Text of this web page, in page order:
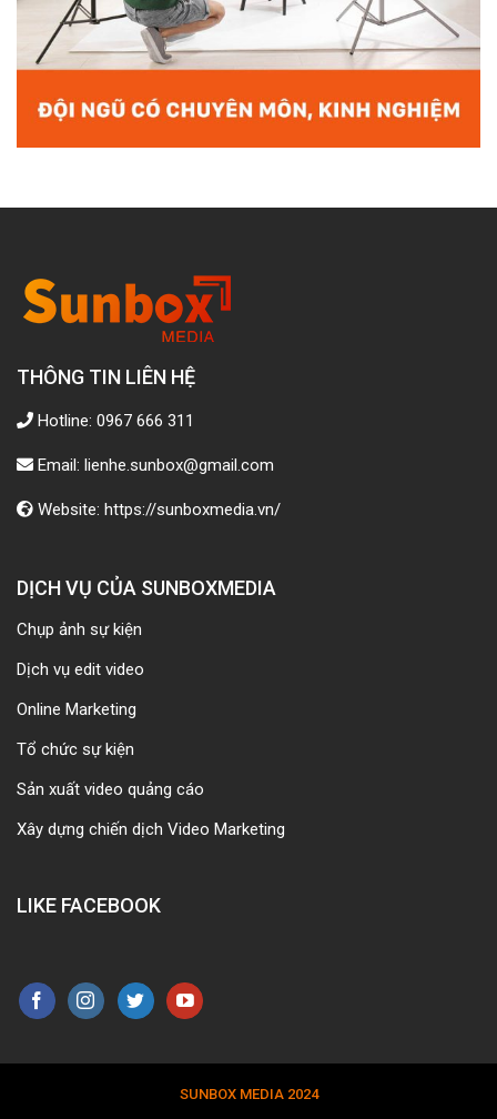
THÔNG TIN LIÊN HỆ
Hotline: 0967 666 311
Email: lienhe.sunbox@gmail.com
Website: https://sunboxmedia.vn/
DỊCH VỤ CỦA SUNBOXMEDIA
Chụp ảnh sự kiện
Dịch vụ edit video
Online Marketing
Tổ chức sự kiện
Sản xuất video quảng cáo
Xây dựng chiến dịch Video Marketing
LIKE FACEBOOK
SUNBOX MEDIA 2024